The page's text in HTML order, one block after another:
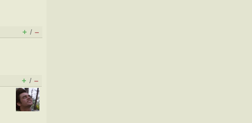
+ / –
+ / –